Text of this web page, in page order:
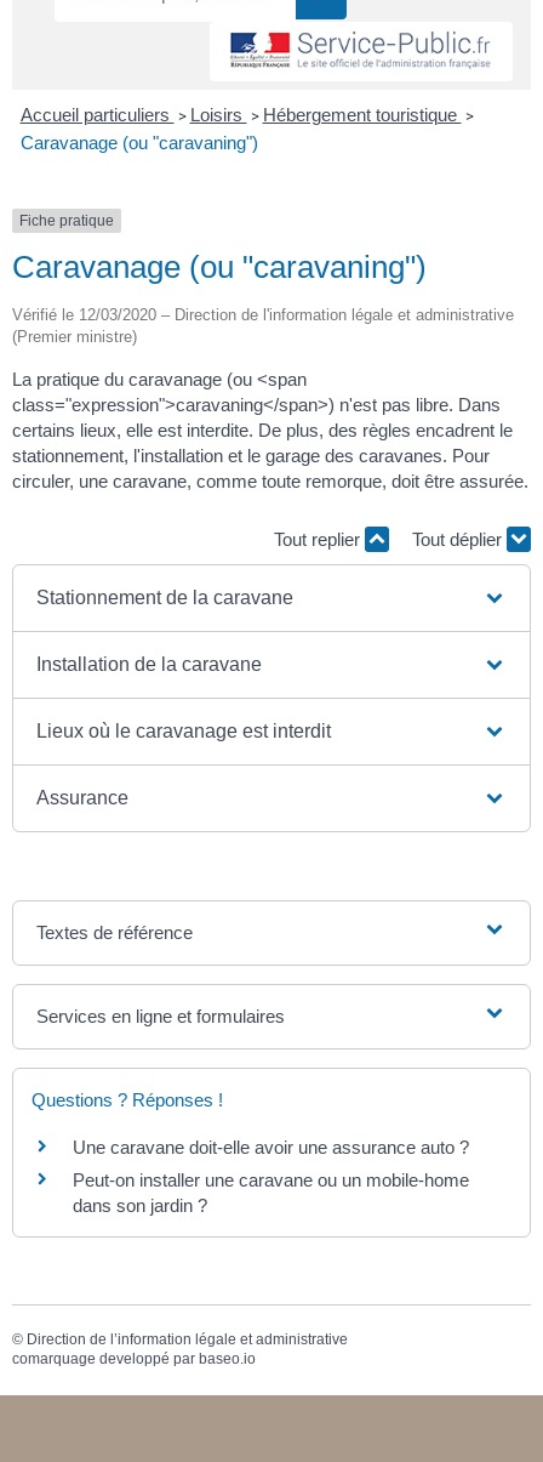
Accueil particuliers > Loisirs > Hébergement touristique >
Caravanage (ou "caravaning")
Fiche pratique
Caravanage (ou "caravaning")
Vérifié le 12/03/2020 – Direction de l'information légale et administrative
(Premier ministre)
La pratique du caravanage (ou <span
class="expression">caravaning</span>) n'est pas libre. Dans
certains lieux, elle est interdite. De plus, des règles encadrent le
stationnement, l'installation et le garage des caravanes. Pour
circuler, une caravane, comme toute remorque, doit être assurée.
Tout replier Tout déplier
Stationnement de la caravane
Installation de la caravane
Lieux où le caravanage est interdit
Assurance
Textes de référence
Services en ligne et formulaires
Questions ? Réponses !
Une caravane doit-elle avoir une assurance auto ?
Peut-on installer une caravane ou un mobile-home
dans son jardin ?
© Direction de l’information légale et administrative
comarquage developpé par baseo.io